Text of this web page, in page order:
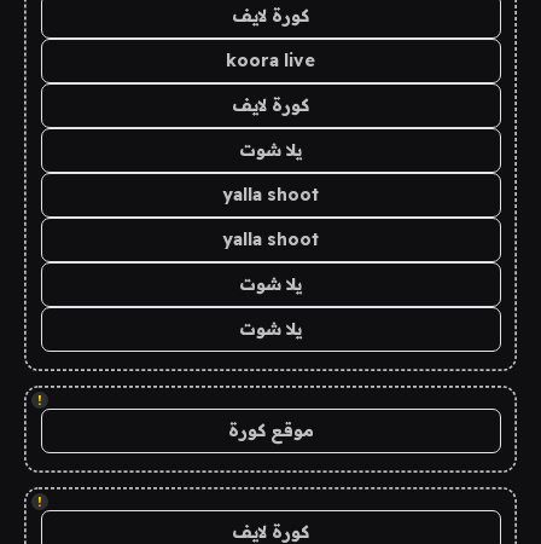
كورة لايف
koora live
كورة لايف
يلا شوت
yalla shoot
yalla shoot
يلا شوت
يلا شوت
!
موقع كورة
!
كورة لايف